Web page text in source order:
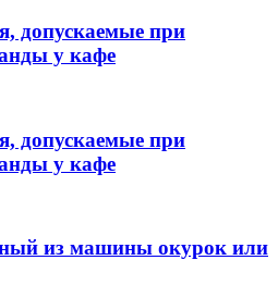
допускаемые при
у кафе
допускаемые при
у кафе
из машины окурок или